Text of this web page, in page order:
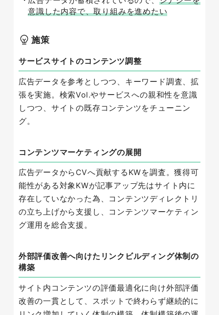
意識した内容で、取り組みを進めたい
施策
サービスサイトのコンテンツ調整
広告データを参考としつつ、キーワード調査、拡
張を実施。検索Vol.やサービスへの親和性を意識
しつつ、サイトの既存コンテンツをチューニン
グ。
コンテンツマーケティングの展開
広告データからCVへ貢献するKWを調査。獲得可
能性がある対象KWが記事アップ先はサイト内に
存在していなかった為、コンテンツディレクトリ
の立ち上げから支援し、コンテンツマーケティン
グ運用を総合支援。
外部評価改善へ向けたリンクビルディング体制の
構築
サイト内コンテンツの評価最適化に向け外部評価
改善の一貫として、スポットで終わらず継続的に